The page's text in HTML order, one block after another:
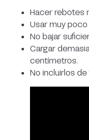
Hacer rebotes
Usar muy poco
No bajar
Cargar
centímetros.
No incluirlos de